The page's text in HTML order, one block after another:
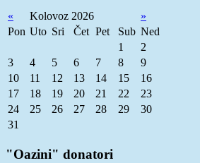
« Kolovoz 2026
»
Pon Uto Sri Čet Pet Sub Ned
1
2
3
4 5 6 7 8
9
10
11 12 13 14 15
16
17
18 19 20 21 22
23
24
25 26 27 28 29
30
31
"Oazini" donatori